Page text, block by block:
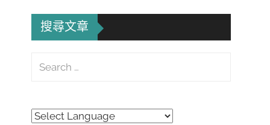
搜尋文章
Search